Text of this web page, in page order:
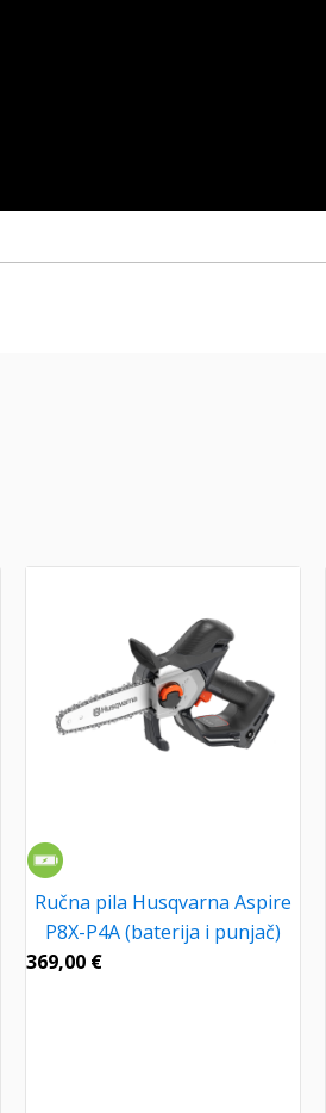
Ručna pila Husqvarna Aspire
P8X-P4A (baterija i punjač)
369,00 €